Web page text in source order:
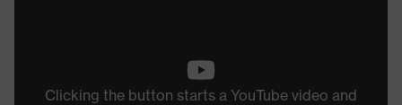
Clicking the button starts a YouTube video and